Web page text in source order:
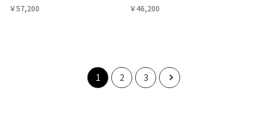
￥57,200
￥46,200
1 2 3